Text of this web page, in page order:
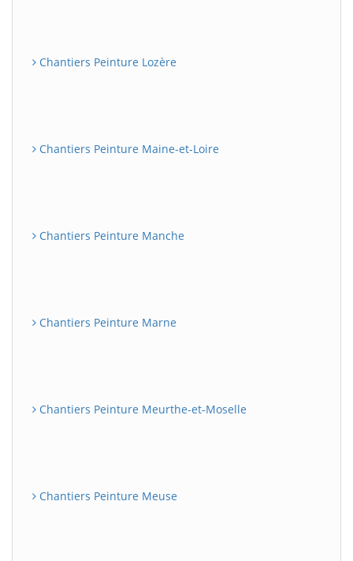
Chantiers Peinture Lozère
Chantiers Peinture Maine-et-Loire
Chantiers Peinture Manche
Chantiers Peinture Marne
Chantiers Peinture Meurthe-et-Moselle
Chantiers Peinture Meuse